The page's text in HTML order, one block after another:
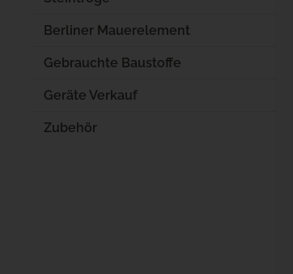
Berliner Mauerelement
Gebrauchte Baustoffe
Geräte Verkauf
Zubehör